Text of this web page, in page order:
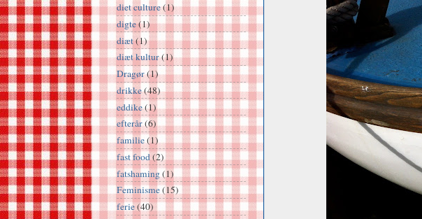
diet culture(1)
digte(1)
diæt(1)
diæt kultur(1)
Dragør(1)
drikke(48)
eddike(1)
efterår(6)
familie(1)
fast food(2)
fatshaming(1)
Feminisme(15)
ferie(40)